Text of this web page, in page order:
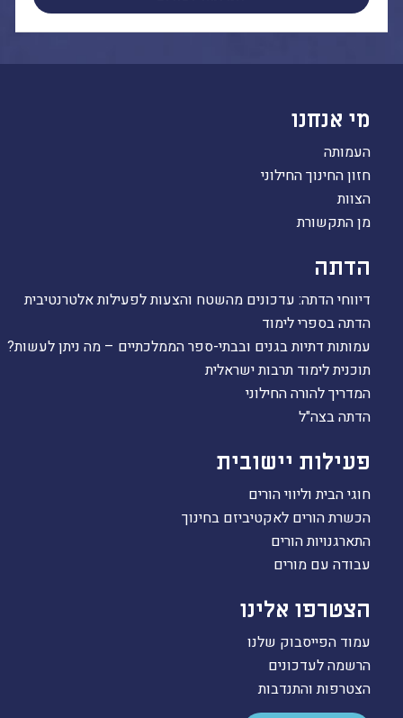
מי אנחנו
העמותה
חזון החינוך החילוני
הצוות
מן התקשורת
הדתה
דיווחי הדתה: עדכונים מהשטח והצעות לפעילות אלטרנטיבית
הדתה בספרי לימוד
עמותות דתיות בגנים ובבתי-ספר הממלכתיים – מה ניתן לעשות?
תוכנית לימוד תרבות ישראלית
המדריך להורה החילוני
הדתה בצה"ל
פעילות יישובית
חוגי הבית וליווי הורים
הכשרת הורים לאקטיביזם בחינוך
התארגנויות הורים
עבודה עם מורים
הצטרפו אלינו
עמוד הפייסבוק שלנו
הרשמה לעדכונים
הצטרפות והתנדבות